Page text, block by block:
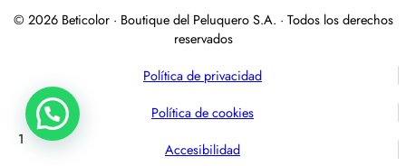
© 2026 Beticolor · Boutique del Peluquero S.A. · Todos los derechos
reservados
Política de privacidad
Política de cookies
Accesibilidad
1